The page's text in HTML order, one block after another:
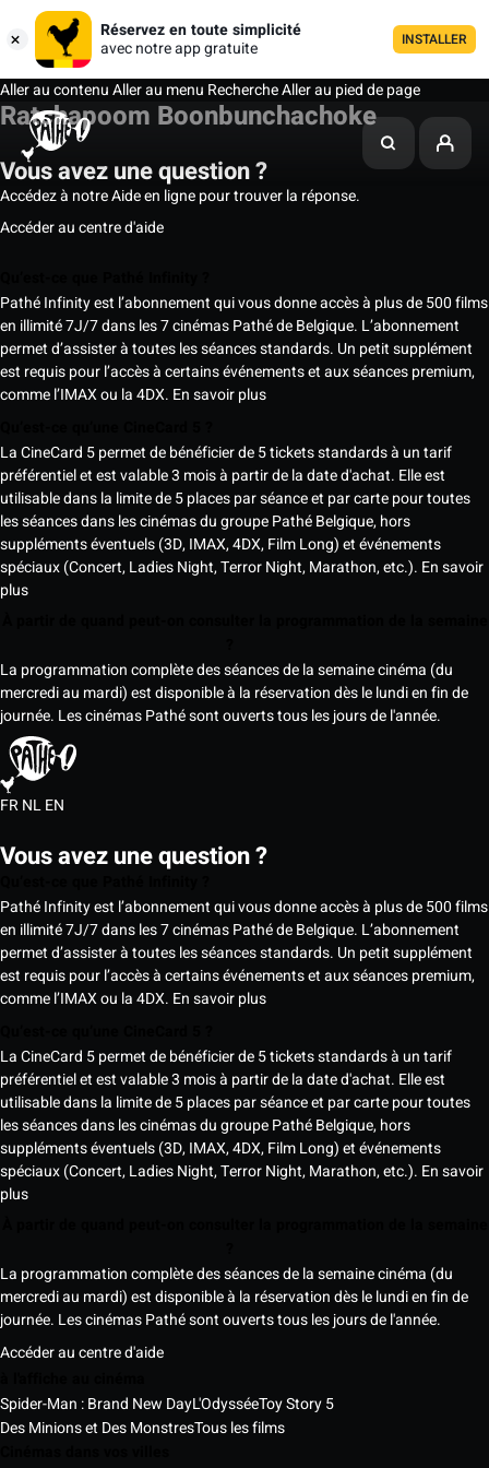
Réservez en toute simplicité
avec notre app gratuite
INSTALLER
Aller au contenuAller au menu RechercheAller au pied de page
Ratchapoom Boonbunchachoke
Vous avez une question ?
Accédez à notre Aide en ligne pour trouver la réponse.
Accéder au centre d'aide
Pathé Infinity est l’abonnement qui vous donne accès à plus de 500 films
en illimité 7J/7 dans les 7 cinémas Pathé de Belgique. L’abonnement
permet d’assister à toutes les séances standards. Un petit supplément
est requis pour l’accès à certains événements et aux séances premium,
comme l’IMAX ou la 4DX. En savoir plus
La CineCard 5 permet de bénéficier de 5 tickets standards à un tarif
préférentiel et est valable 3 mois à partir de la date d'achat. Elle est
utilisable dans la limite de 5 places par séance et par carte pour toutes
les séances dans les cinémas du groupe Pathé Belgique, hors
suppléments éventuels (3D, IMAX, 4DX, Film Long) et événements
spéciaux (Concert, Ladies Night, Terror Night, Marathon, etc.). En savoir
plus
La programmation complète des séances de la semaine cinéma (du
mercredi au mardi) est disponible à la réservation dès le lundi en fin de
journée. Les cinémas Pathé sont ouverts tous les jours de l'année.
FRNLEN
Vous avez une question ?
Pathé Infinity est l’abonnement qui vous donne accès à plus de 500 films
en illimité 7J/7 dans les 7 cinémas Pathé de Belgique. L’abonnement
permet d’assister à toutes les séances standards. Un petit supplément
est requis pour l’accès à certains événements et aux séances premium,
comme l’IMAX ou la 4DX. En savoir plus
La CineCard 5 permet de bénéficier de 5 tickets standards à un tarif
préférentiel et est valable 3 mois à partir de la date d'achat. Elle est
utilisable dans la limite de 5 places par séance et par carte pour toutes
les séances dans les cinémas du groupe Pathé Belgique, hors
suppléments éventuels (3D, IMAX, 4DX, Film Long) et événements
spéciaux (Concert, Ladies Night, Terror Night, Marathon, etc.). En savoir
plus
La programmation complète des séances de la semaine cinéma (du
mercredi au mardi) est disponible à la réservation dès le lundi en fin de
journée. Les cinémas Pathé sont ouverts tous les jours de l'année.
Accéder au centre d'aide
Spider-Man : Brand New DayL'OdysséeToy Story 5
Des Minions et Des MonstresTous les films